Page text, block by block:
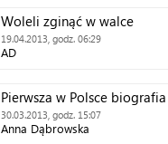
Woleli zginąć w walce
19.04.2013, godz. 06:29
AD
Pierwsza w Polsce
30.03.2013, godz. 15:07
Anna Dąbrowska